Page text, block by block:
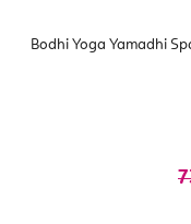
Bodhi Yoga Yamadhi